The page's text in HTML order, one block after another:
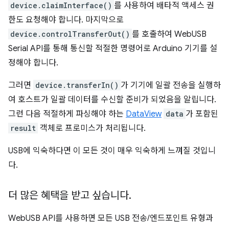
device.claimInterface() 를 사용하여 배타적 액세스 권
한도 요청해야 합니다. 마지막으로
device.controlTransferOut() 를 호출하여 WebUSB
Serial API를 통해 통신할 적절한 명령어로 Arduino 기기를 설
정해야 합니다.
그러면 device.transferIn() 가 기기에 일괄 전송을 실행하
여 호스트가 일괄 데이터를 수신할 준비가 되었음을 알립니다.
그런 다음 적절하게 파싱해야 하는 DataView data 가 포함된
result 객체로 프로미스가 처리됩니다.
USB에 익숙하다면 이 모든 것이 매우 익숙하게 느껴질 것입니
다.
더 많은 혜택을 받고 싶습니다.
WebUSB API를 사용하면 모든 USB 전송/엔드포인트 유형과